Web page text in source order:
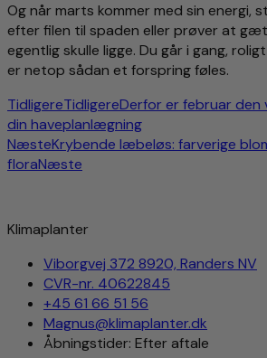
Og når marts kommer med sin energi,
efter filen til spaden eller prøver at
egentlig skulle ligge. Du går i gang,
er netop sådan et forspring føles.
TidligereTidligereDerfor er februar den
din haveplanlægning
NæsteKrybende læbeløs: farverige
floraNæste
Klimaplanter
Viborgvej 372 8920, Randers NV
CVR-nr. 40622845
+45 61 66 51 56
Magnus@klimaplanter.dk
Åbningstider: Efter aftale